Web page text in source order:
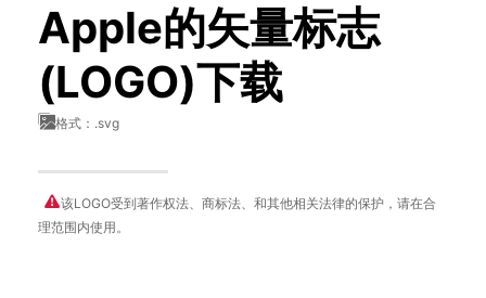
Apple的矢量标志
(LOGO)下载
格式：.svg
该LOGO受到著作权法、商标法、和其他相关法律的保护，请在合
理范围内使用。